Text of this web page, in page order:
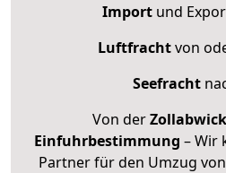
Importund
Luftfrachtvon
Seefracht
Von der
Einfuhrbestimmung – Wir
Partner für den Umzug